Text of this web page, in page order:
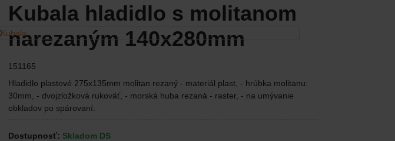
Kubala hladidlo s molitanom
narezaným 140x280mm
151165
Hladidlo plastové 275x135mm molitan rezaný - materiál plast, - hrúbka molitanu:
30mm, - dvojzložková rukoväť, - morská huba rezaná - raster, - na umývanie
obkladov po spárovaní.
Dostupnosť: Skladom DS